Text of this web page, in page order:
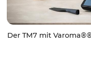
Der TM7 mit